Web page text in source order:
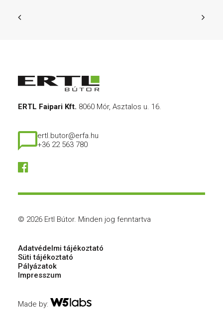
ERTL Faipari Kft. 8060 Mór, Asztalos u. 16.
ertl.butor@erfa.hu
+36 22 563 780
© 2026 Ertl Bútor. Minden jog fenntartva
Adatvédelmi tájékoztató
Süti tájékoztató
Pályázatok
Impresszum
Made by: